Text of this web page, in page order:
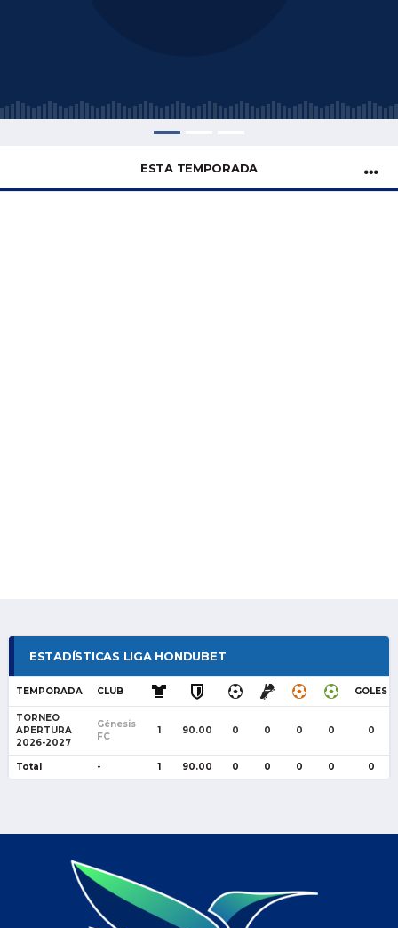
ESTA TEMPORADA
ESTADÍSTICAS LIGA HONDUBET
TEMPORADA CLUB GOLES
TORNEO
APERTURA
2026-2027
Génesis
FC
1 90.00 0 0 0 0 0
Total - 1 90.00 0 0 0 0 0